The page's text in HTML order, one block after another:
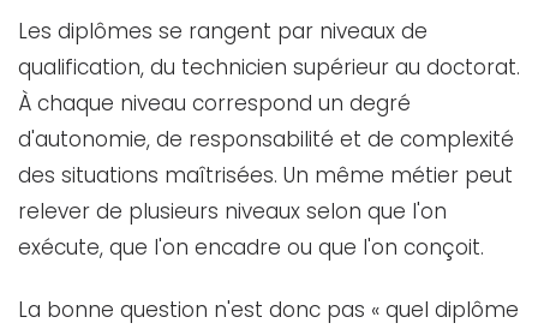
Les diplômes se rangent par niveaux de
qualification, du technicien supérieur au doctorat.
À chaque niveau correspond un degré
d'autonomie, de responsabilité et de complexité
des situations maîtrisées. Un même métier peut
relever de plusieurs niveaux selon que l'on
exécute, que l'on encadre ou que l'on conçoit.
La bonne question n'est donc pas « quel diplôme